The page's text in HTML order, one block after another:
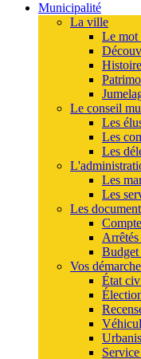
Municipalité
La ville
Le mot
Histoire
Le conseil
Les
Les
Les
Les
Les
Les
Budget
Vos
État